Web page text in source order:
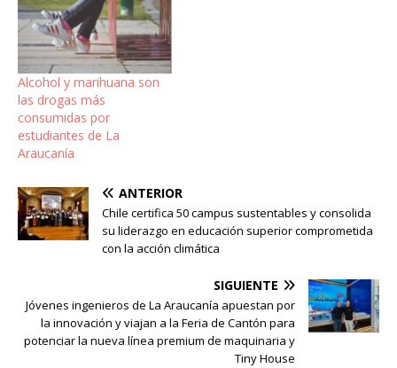
Alcohol y marihuana son
las drogas más
consumidas por
estudiantes de La
Araucanía
ANTERIOR
Chile certifica 50 campus sustentables y consolida
su liderazgo en educación superior comprometida
con la acción climática
SIGUIENTE
Jóvenes ingenieros de La Araucanía apuestan por
la innovación y viajan a la Feria de Cantón para
potenciar la nueva línea premium de maquinaria y
Tiny House